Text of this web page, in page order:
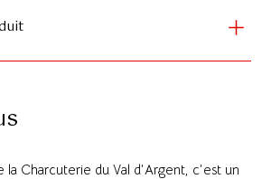
la Charcuterie du Val d’Argent, c’est un